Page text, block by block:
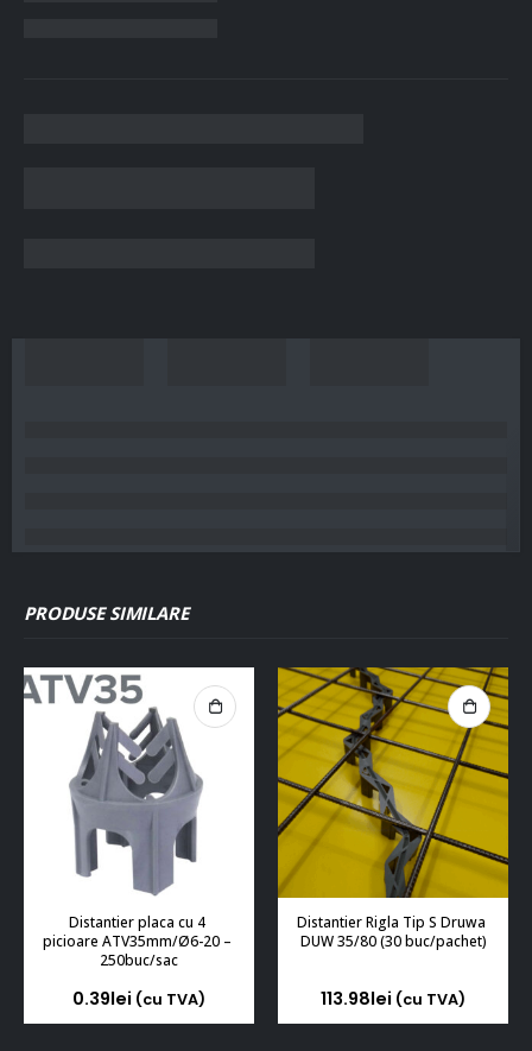
PRODUSE SIMILARE
Distantier placa cu 4
picioare ATV35mm/Ø6-20 –
250buc/sac
0.39lei (cu TVA)
Distantier Rigla Tip S Druwa
DUW 35/80 (30 buc/pachet)
113.98lei (cu TVA)